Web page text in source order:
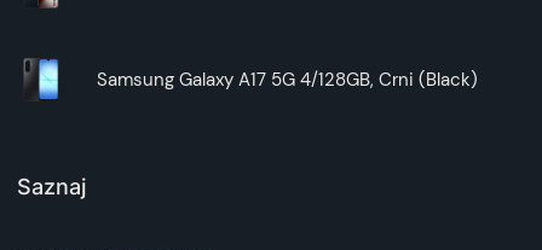
Samsung Galaxy A17 5G 4/128GB, Crni (Black)
Saznaj